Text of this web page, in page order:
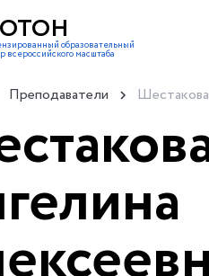
образовательный
всероссийского масштаба
Преподаватели